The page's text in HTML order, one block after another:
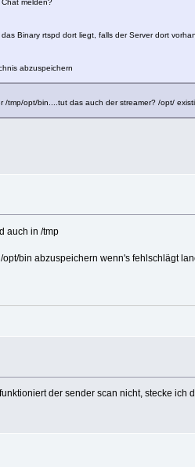
Binary rtspd dort liegt, falls der Server dort
abzuspeichern
opt/bin....tut das auch der streamer? /opt/
auch in /tmp
bin abzuspeichern wenn's fehlschlägt
der sender scan nicht, stecke ich